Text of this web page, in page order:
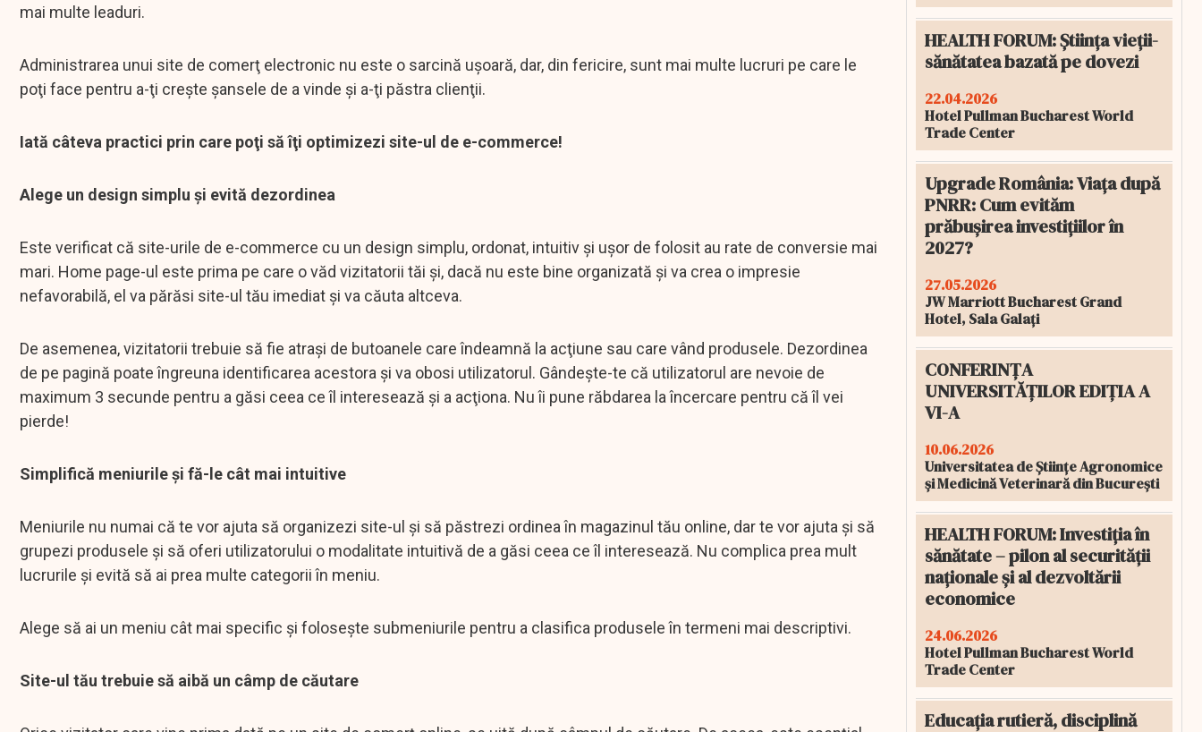
mai multe leaduri.
Administrarea unui site de comerţ electronic nu este o sarcină uşoară, dar, din fericire, sunt mai multe lucruri pe care le
poţi face pentru a-ţi creşte şansele de a vinde şi a-ţi păstra clienţii.
Iată câteva practici prin care poţi să îţi optimizezi site-ul de e-commerce!
Alege un design simplu şi evită dezordinea
Este verificat că site-urile de e-commerce cu un design simplu, ordonat, intuitiv şi uşor de folosit au rate de conversie mai
mari. Home page-ul este prima pe care o văd vizitatorii tăi şi, dacă nu este bine organizată şi va crea o impresie
nefavorabilă, el va părăsi site-ul tău imediat şi va căuta altceva.
De asemenea, vizitatorii trebuie să fie atraşi de butoanele care îndeamnă la acţiune sau care vând produsele. Dezordinea
de pe pagină poate îngreuna identificarea acestora şi va obosi utilizatorul. Gândeşte-te că utilizatorul are nevoie de
maximum 3 secunde pentru a găsi ceea ce îl interesează şi a acţiona. Nu îi pune răbdarea la încercare pentru că îl vei
pierde!
Simplifică meniurile şi fă-le cât mai intuitive
Meniurile nu numai că te vor ajuta să organizezi site-ul şi să păstrezi ordinea în magazinul tău online, dar te vor ajuta şi să
grupezi produsele şi să oferi utilizatorului o modalitate intuitivă de a găsi ceea ce îl interesează. Nu complica prea mult
lucrurile şi evită să ai prea multe categorii în meniu.
Alege să ai un meniu cât mai specific şi foloseşte submeniurile pentru a clasifica produsele în termeni mai descriptivi.
Site-ul tău trebuie să aibă un câmp de căutare
HEALTH FORUM: Știința vieții-
sănătatea bazată pe dovezi
22.04.2026
Hotel Pullman Bucharest World
Trade Center
Upgrade România: Viața după
PNRR: Cum evităm
prăbușirea investițiilor în
2027?
27.05.2026
JW Marriott Bucharest Grand
Hotel, Sala Galați
CONFERINȚA
UNIVERSITĂȚILOR EDIȚIA A
VI-A
10.06.2026
Universitatea de Științe Agronomice
și Medicină Veterinară din București
HEALTH FORUM: Investiția în
sănătate – pilon al securității
naționale și al dezvoltării
economice
24.06.2026
Hotel Pullman Bucharest World
Trade Center
Educația rutieră, disciplină